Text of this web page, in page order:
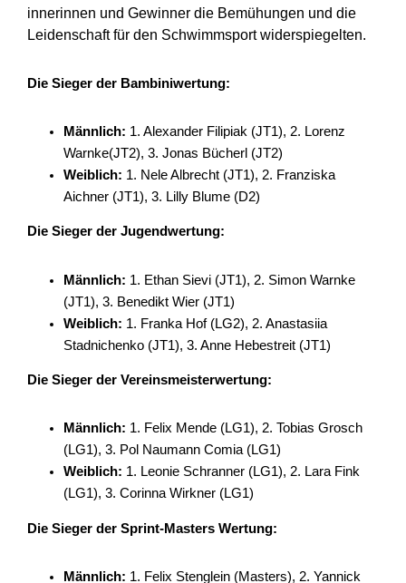
innerinnen und Gewinner die Bemühungen und die
Leidenschaft für den Schwimmsport widerspiegelten.
Die Sieger der Bambiniwertung:
Männlich: 1. Alexander Filipiak (JT1), 2. Lorenz
Warnke(JT2), 3. Jonas Bücherl (JT2)
Weiblich: 1. Nele Albrecht (JT1), 2. Franziska
Aichner (JT1), 3. Lilly Blume (D2)
Die Sieger der Jugendwertung:
Männlich: 1. Ethan Sievi (JT1), 2. Simon Warnke
(JT1), 3. Benedikt Wier (JT1)
Weiblich: 1. Franka Hof (LG2), 2. Anastasiia
Stadnichenko (JT1), 3. Anne Hebestreit (JT1)
Die Sieger der Vereinsmeisterwertung:
Männlich: 1. Felix Mende (LG1), 2. Tobias Grosch
(LG1), 3. Pol Naumann Comia (LG1)
Weiblich: 1. Leonie Schranner (LG1), 2. Lara Fink
(LG1), 3. Corinna Wirkner (LG1)
Die Sieger der Sprint-Masters Wertung:
Männlich: 1. Felix Stenglein (Masters), 2. Yannick